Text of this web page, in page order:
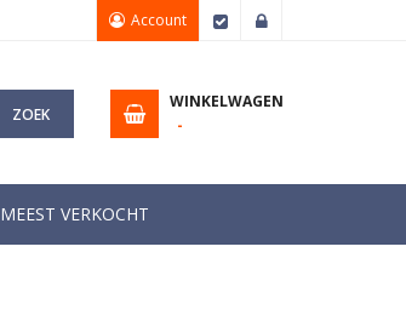
Account Afrekenen
ZOEK
WINKELWAGEN
MEEST VERKOCHT